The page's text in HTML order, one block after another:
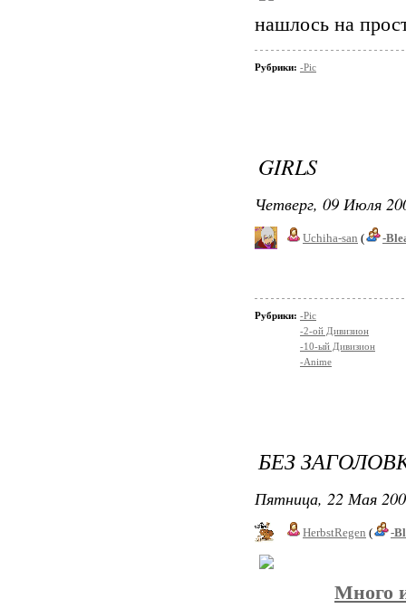
нашлось на
Рубрики: -Pic
GIRLS
Четверг, 09 Июля
Uchiha-san ( -
Рубрики: -Pic
-2-ой Дивизион
-10-ый Дивизион
-Anime
БЕЗ
Пятница, 22 Мая
HerbstRegen ( -
Много